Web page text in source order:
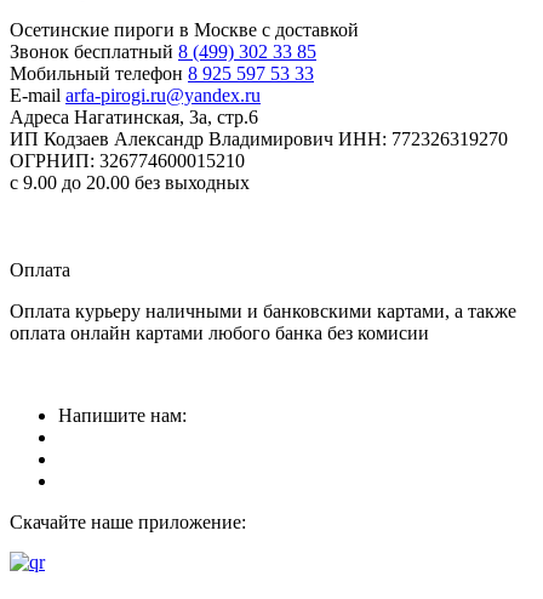
Осетинские пироги в Москве с доставкой
Звонок бесплатный 8 (499) 302 33 85
Мобильный телефон 8 925 597 53 33
E-mail arfa-pirogi.ru@yandex.ru
Адреса Нагатинская, 3а, стр.6
ИП Кодзаев Александр Владимирович ИНН: 772326319270
ОГРНИП: 326774600015210
с 9.00 до 20.00 без выходных
Оплата
Оплата курьеру наличными и банковскими картами, а также
оплата онлайн картами любого банка без комисии
Напишите нам:
Скачайте наше приложение: